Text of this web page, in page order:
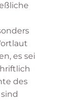
es sei
des